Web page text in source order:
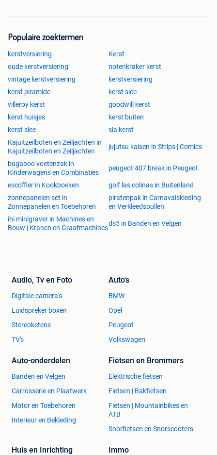
Populaire zoektermen
kerstversiering
Kerst
oude kerstversiering
notenkraker kerst
vintage kerstversiering
kerstversiering
kerst piramide
kerst slee
villeroy kerst
goodwill kerst
kerst huisjes
kerst buiten
kerst slee
sia kerst
Kajuitzeilboten en Zeiljachten in
Kajuitzeilboten en Zeiljachten
jujutsu kaisen in Strips | Comics
bugaboo voetenzak in
Kinderwagens en Combinaties
peugeot 407 break in Peugeot
escoffier in Kookboeken
golf las colinas in Buitenland
zonnepanelen set in
Zonnepanelen en Toebehoren
piratenpak in Carnavalskleding
en Verkleedspullen
ihi minigraver in Machines en
Bouw | Kranen en Graafmachines
ds5 in Banden en Velgen
Audio, Tv en Foto
Digitale camera's
Luidspreker boxen
Stereoketens
TV's
Auto's
BMW
Opel
Peugeot
Volkswagen
Auto-onderdelen
Banden en Velgen
Carrosserie en Plaatwerk
Motor en Toebehoren
Interieur en Bekleding
Fietsen en Brommers
Elektrische fietsen
Fietsen | Bakfietsen
Fietsen | Mountainbikes en
ATB
Snorfietsen en Snorscooters
Huis en Inrichting Immo